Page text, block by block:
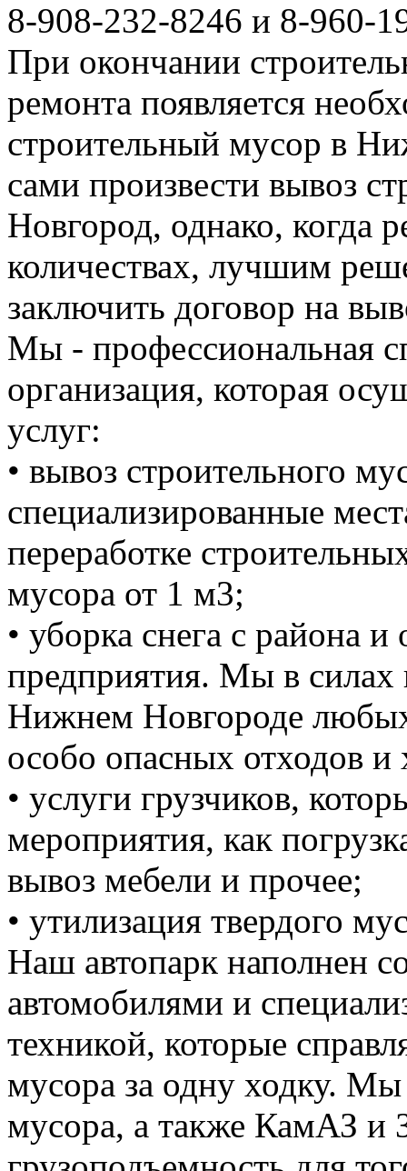
8-908-232-8246 и 8-960-
При окончании
ремонта появляется
строительный мусор в
сами произвести вывоз
Новгород, однако, когда
количествах, лучшим
заключить договор на
Мы - профессиональная
организация, которая
услуг:
• вывоз строительного
специализированные
переработке
мусора от 1 м3;
• уборка снега с района
предприятия. Мы в силах
Нижнем Новгороде
особо опасных отходов и
• услуги грузчиков,
мероприятия, как
вывоз мебели и прочее;
• утилизация твердого
Наш автопарк наполнен
автомобилями и
техникой, которые
мусора за одну ходку. Мы
мусора, а также КамАЗ